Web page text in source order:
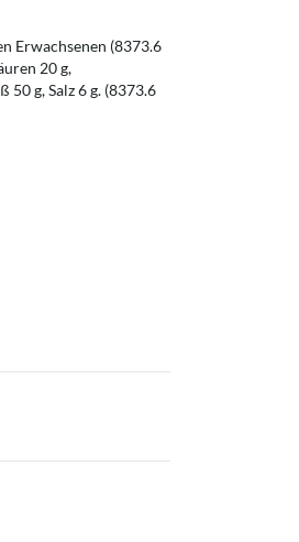
Erwachsenen (8373.6
20 g,
50 g, Salz 6 g. (8373.6